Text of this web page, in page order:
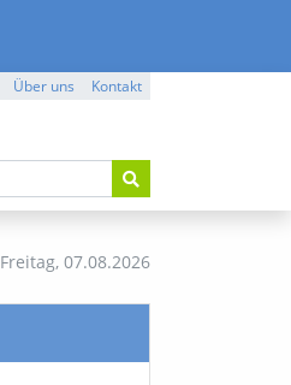
Über uns Kontakt
Freitag, 07.08.2026